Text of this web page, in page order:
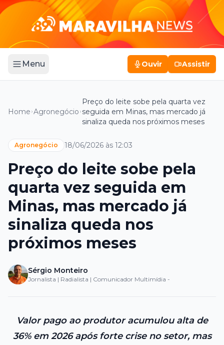
Menu Ouvir Assistir
Home Agronegócio
Preço do leite sobe pela quarta vez
seguida em Minas, mas mercado já
sinaliza queda nos próximos meses
Agronegócio 18/06/2026 às 12:03
Preço do leite sobe pela
quarta vez seguida em
Minas, mas mercado já
sinaliza queda nos
próximos meses
Sérgio Monteiro
Jornalista | Radialista | Comunicador Multimídia -
Valor pago ao produtor acumulou alta de
36% em 2026 após forte crise no setor, mas